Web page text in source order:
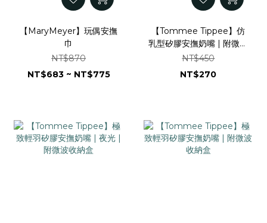
【MaryMeyer】玩偶安撫
巾
NT$870
NT$683 ~ NT$775
【Tommee Tippee】仿
乳型矽膠安撫奶嘴 | 附微波
收納盒
NT$450
NT$270